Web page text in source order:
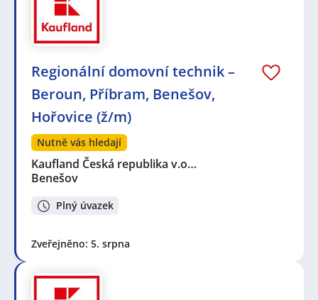
Regionální domovní technik –
Beroun, Příbram, Benešov,
Hořovice (ž/m)
Nutně vás hledají
Kaufland Česká republika v.o…
Benešov
Plný úvazek
Zveřejněno: 5. srpna